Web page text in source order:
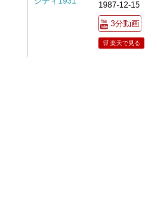
1987-12-15
3分動画
🛒 楽天で見る